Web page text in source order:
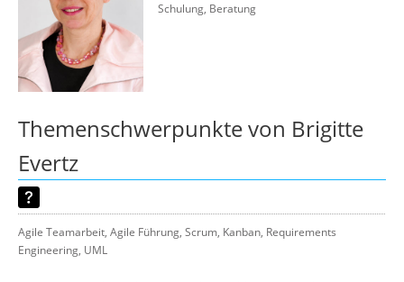
Schulung, Beratung
Themenschwerpunkte von Brigitte
Evertz
Agile Teamarbeit, Agile Führung, Scrum, Kanban, Requirements
Engineering, UML